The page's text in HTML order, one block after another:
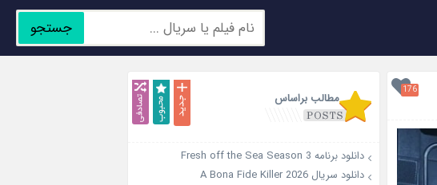
جستجو
176
مطالب براساس
دانلود برنامه Fresh off the Sea Season 3
دانلود سریال A Bona Fide Killer 2026